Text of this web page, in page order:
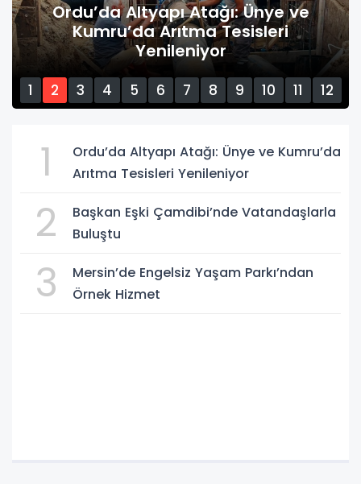
Ordu’da Altyapı Atağı: Ünye ve
Kumru’da Arıtma Tesisleri
Yenileniyor
1 2 3 4 5 6 7 8 9 10 11
12
1
Ordu’da Altyapı Atağı: Ünye ve Kumru’da
Arıtma Tesisleri Yenileniyor
2
Başkan Eşki Çamdibi’nde Vatandaşlarla
Buluştu
3
Mersin’de Engelsiz Yaşam Parkı’ndan
Örnek Hizmet